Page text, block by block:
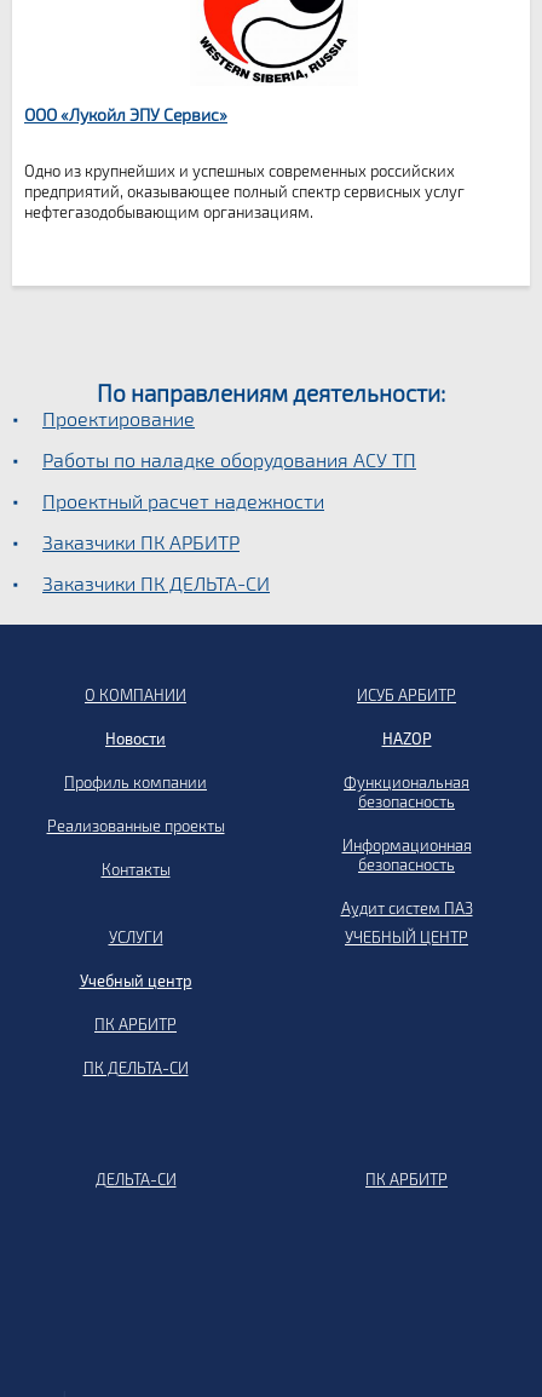
ООО «Лукойл ЭПУ Сервис»
Одно из крупнейших и успешных современных российских
предприятий, оказывающее полный спектр сервисных услуг
нефтегазодобывающим организациям.
По направлениям деятельности:
Проектирование
Работы по наладке оборудования АСУ ТП
Проектный расчет надежности
Заказчики ПК АРБИТР
Заказчики ПК ДЕЛЬТА-СИ
О КОМПАНИИ
Новости
Профиль компании
Реализованные проекты
Контакты
ИСУБ АРБИТР
HAZOP
Функциональная
безопасность
Информационная
безопасность
Аудит систем ПАЗ
УСЛУГИ
Учебный центр
ПК АРБИТР
ПК ДЕЛЬТА-СИ
УЧЕБНЫЙ ЦЕНТР
ДЕЛЬТА-СИ ПК АРБИТР